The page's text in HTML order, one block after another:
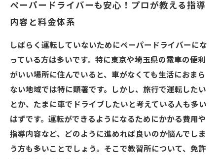
ペーパードライバーも安心！プロが教える指導
内容と料金体系
しばらく運転していないためにペーパードライバーにな
っている方は多いです。特に東京や埼玉県の電車の便利
がいい場所に住んでいると、車がなくても生活におまら
ない地域では特に顕著です。しかし、旅行で運転したい
とか、たまに車でドライブしたいと考えている人も多い
はずです。運転ができるようになるためにかかる費用や
指導内容など、どのように進めれば良いのか悩んでしま
う方も多いことでしょう。そこで教習所について、免許